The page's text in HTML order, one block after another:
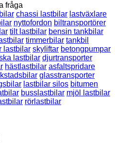
fråga
chassi lastbilar lastväxlare
nyttofordon biltransportörer
tilt lastbilar bensin tankbilar
timmerbilar tankbil
lastbilar skyliftar betongpumpar
lastbilar djurtransporter
hästlastbilar asfaltspridare
glasstransporter
lastbilar silos bitumen
busslastbilar mjöl lastbilar
rörlastbilar